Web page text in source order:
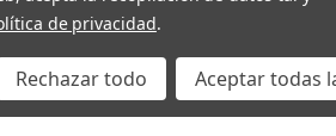
de privacidad.
Rechazar todo Aceptar todas